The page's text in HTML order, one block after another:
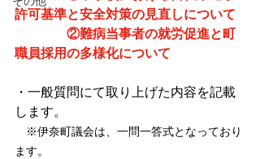
許可基準と安全対策の見直しについて
②難病当事者の就労促進と町
職員採用の多様化について
・一般質問にて取り上げた内容を記載
します。
※伊奈町議会は、一問一答式となっており
ます。